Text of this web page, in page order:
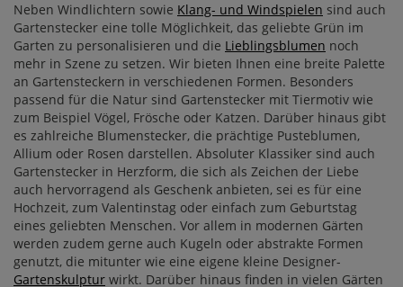
Neben Windlichtern sowie Klang- und Windspielen sind auch
Gartenstecker eine tolle Möglichkeit, das geliebte Grün im
Garten zu personalisieren und die Lieblingsblumen noch
mehr in Szene zu setzen. Wir bieten Ihnen eine breite Palette
an Gartensteckern in verschiedenen Formen. Besonders
passend für die Natur sind Gartenstecker mit Tiermotiv wie
zum Beispiel Vögel, Frösche oder Katzen. Darüber hinaus gibt
es zahlreiche Blumenstecker, die prächtige Pusteblumen,
Allium oder Rosen darstellen. Absoluter Klassiker sind auch
Gartenstecker in Herzform, die sich als Zeichen der Liebe
auch hervorragend als Geschenk anbieten, sei es für eine
Hochzeit, zum Valentinstag oder einfach zum Geburtstag
eines geliebten Menschen. Vor allem in modernen Gärten
werden zudem gerne auch Kugeln oder abstrakte Formen
genutzt, die mitunter wie eine eigene kleine Designer-
Gartenskulptur wirkt. Darüber hinaus finden in vielen Gärten